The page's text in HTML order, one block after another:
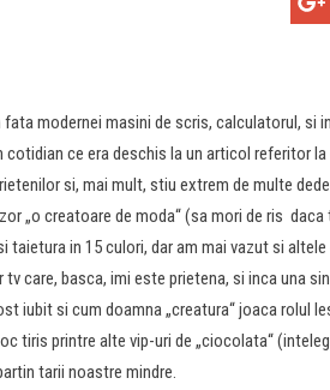
fata modernei masini de scris, calculatorul, si
cotidian ce era deschis la un articol referitor
si, mai mult, stiu extrem de multe
„o creatoare de moda“ (sa mori de ris
taietura in 15 culori, dar am mai vazut si
tv care, basca, imi este prietena, si inca una
iubit si cum doamna „creatura“ joaca rolul
tiris printre alte vip-uri de „ciocolata“
tarii noastre mindre.